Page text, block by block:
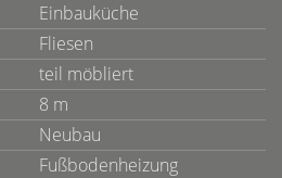
Einbauküche
Fliesen
teil möbliert
8 m
Neubau
Fußbodenheizung